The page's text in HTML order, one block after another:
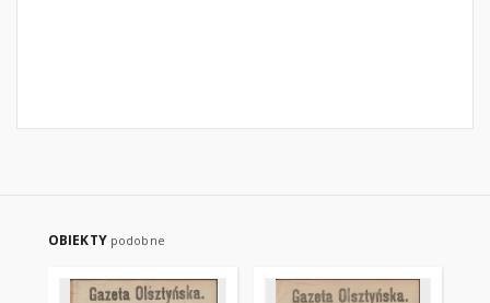
OBIEKTY podobne